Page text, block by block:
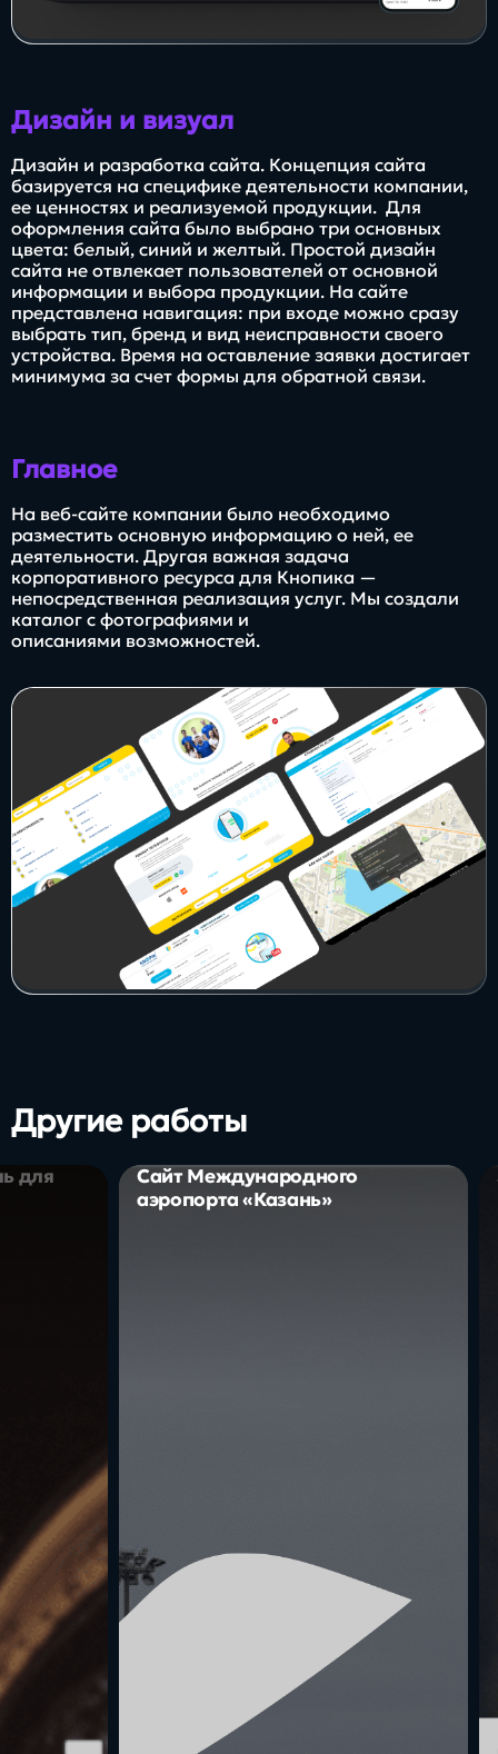
info@direkt.ink
Дизайн и визуал
Дизайн и разработка сайта. Концепция сайта
базируется на специфике деятельности компании,
ее ценностях и реализуемой продукции. Для
оформления сайта было выбрано три основных
цвета: белый, синий и желтый. Простой дизайн
сайта не отвлекает пользователей от основной
информации и выбора продукции. На сайте
представлена навигация: при входе можно сразу
выбрать тип, бренд и вид неисправности своего
устройства. Время на оставление заявки достигает
минимума за счет формы для обратной связи.
Главное
На веб-сайте компании было необходимо
разместить основную информацию о ней, ее
деятельности. Другая важная задача
корпоративного ресурса для Кнопика —
непосредственная реализация услуг. Мы создали
каталог с фотографиями и
описаниями возможностей.
Другие работы
для
Сайт Международного
аэропорта «Казань»